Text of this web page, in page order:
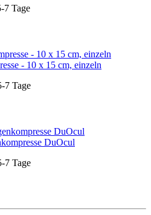
7 Tage
- 10 x 15 cm, einzeln
7 Tage
DuOcul
7 Tage